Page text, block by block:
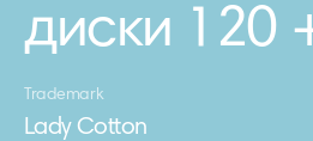
диски 120
Trademark
Lady Cotton